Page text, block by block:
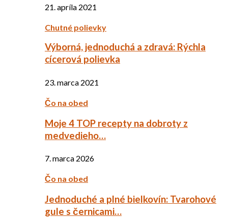
21. apríla 2021
Chutné polievky
Výborná, jednoduchá a zdravá: Rýchla
cícerová polievka
23. marca 2021
Čo na obed
Moje 4 TOP recepty na dobroty z
medvedieho…
7. marca 2026
Čo na obed
Jednoduché a plné bielkovín: Tvarohové
gule s černicami…